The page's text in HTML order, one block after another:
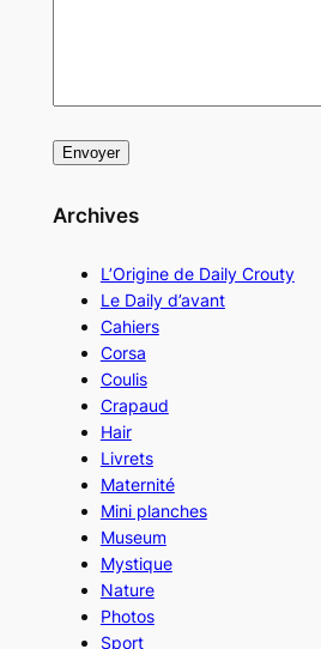
Archives
L’Origine de Daily Crouty
Le Daily d’avant
Cahiers
Corsa
Coulis
Crapaud
Hair
Livrets
Maternité
Mini planches
Museum
Mystique
Nature
Photos
Sport